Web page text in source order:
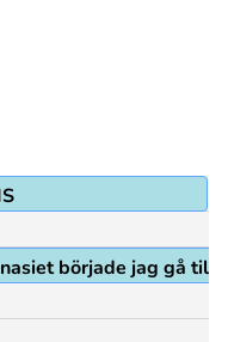
började jag gå till